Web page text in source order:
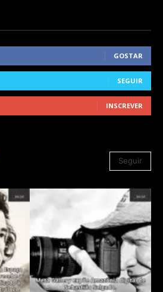
GOSTAR
SEGUIR
INSCREVER
Seguir